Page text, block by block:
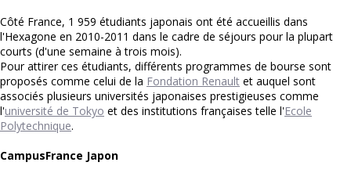
Côté France, 1 959 étudiants japonais ont été accueillis dans
l'Hexagone en 2010-2011 dans le cadre de séjours pour la plupart
courts (d'une semaine à trois mois).
Pour attirer ces étudiants, différents programmes de bourse sont
proposés comme celui de la Fondation Renault et auquel sont
associés plusieurs universités japonaises prestigieuses comme
l'université de Tokyo et des institutions françaises telle l'Ecole
Polytechnique.
CampusFrance Japon